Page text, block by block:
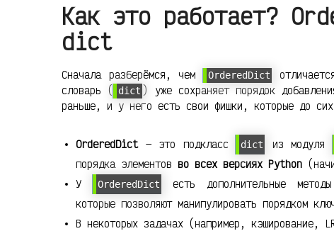
Как это работает?
dict
Сначала разберёмся, чем OrderedDict
словарь (
dict ) уже сохраняет порядок
раньше, и у него есть свои фишки, которые до
OrderedDict— это подкласс dict из модуля
порядка элементов во всех версиях Python
У
OrderedDict есть дополнительные
которые позволяют манипулировать порядком
В некоторых задачах (например, кэширование,